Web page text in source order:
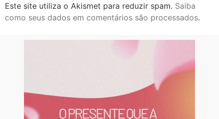
Este site utiliza o Akismet para reduzir spam. Saiba
como seus dados em comentários são processados.